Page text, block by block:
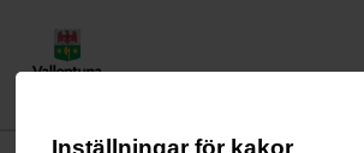
Inställningar för kakor